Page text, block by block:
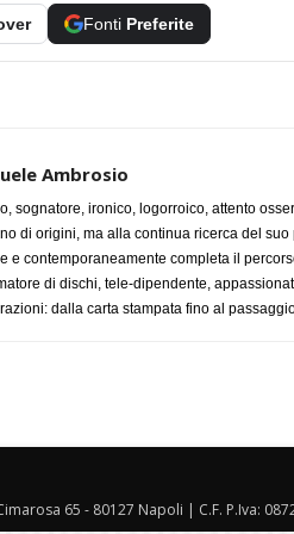
Fonti Preferite
Ambrosio
sognatore, ironico, logorroico, attento
di origini, ma alla continua ricerca del
e contemporaneamente completa il
di dischi, tele-dipendente,
dalla carta stampata fino al
65 - 80127 Napoli | C.F. P.Iva: